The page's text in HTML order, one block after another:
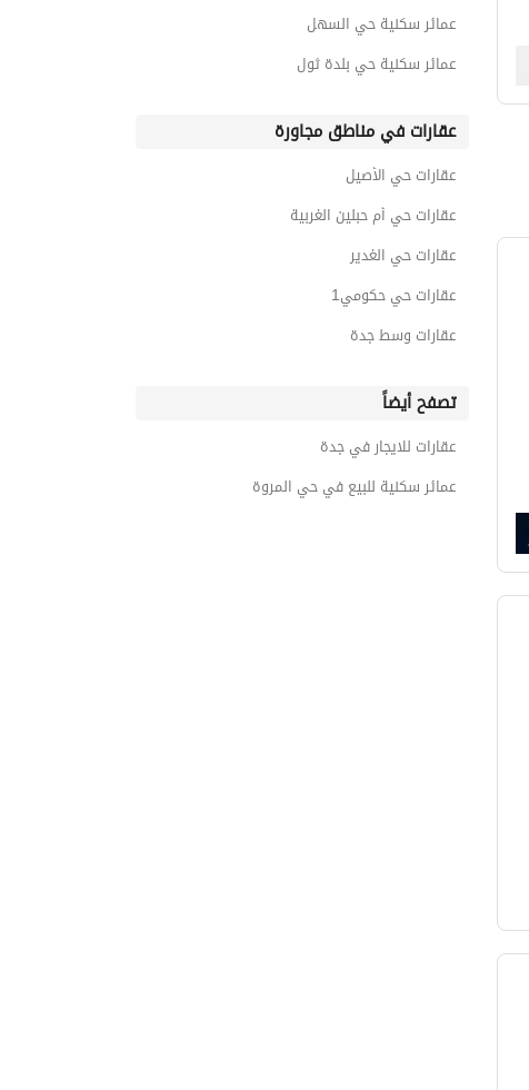
عمائر سكنية حي السهل
عمائر سكنية حي بلدة ثول
عقارات في مناطق مجاورة
عقارات حي الأصيل
عقارات حي أم حبلين الغربية
عقارات حي الغدير
عقارات حي حكومي1
عقارات وسط جدة
تصفح أيضاً
عقارات للايجار في جدة
عمائر سكنية للبيع في حي المروة